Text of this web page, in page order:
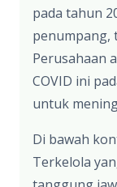
pada tahun
penumpang,
Perusahaan
COVID ini
untuk
Di bawah
Terkelola